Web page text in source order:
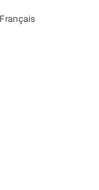
Français